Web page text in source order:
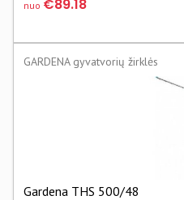
nuo €89.18
GARDENA gyvatvorių žirklės
Gardena THS 500/48